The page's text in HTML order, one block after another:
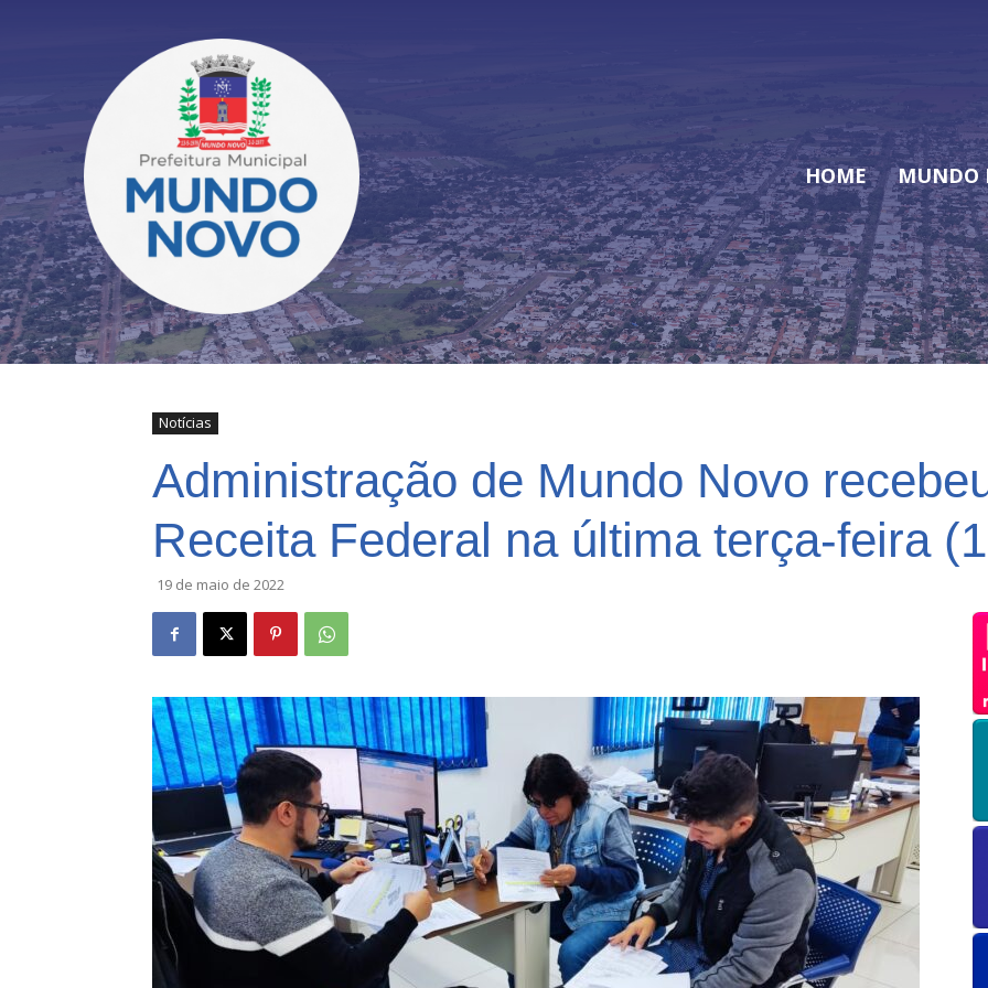
HOME MUNDO
Notícias
Administração de Mundo Novo
Receita Federal na última terça-feira
19 de maio de 2022